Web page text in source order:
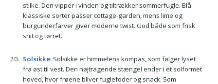
stilke. Den vipper i vinden og tiltrækker sommerfugle. Blå
klassiske sorter passer cottage-garden, mens lime og
burgunderfarver giver moderne twist. God både som frisk
snit og tørret.
Solsikke: Solsikke er himmelens kompas, som følger lyset
fra øst til vest. Den højtragende stængel ender i et solformet
hoved, hvor frøene bliver fuglefoder og snack. Som